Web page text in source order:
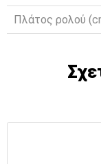
Πλάτος ρολού